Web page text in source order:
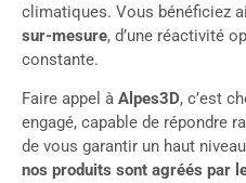
climatiques. Vous bénéficiez
sur-mesure, d’une réactivité
constante.
Faire appel à Alpes3D, c’est
engagé, capable de répondre
de vous garantir un haut
nos produits sont agréés par